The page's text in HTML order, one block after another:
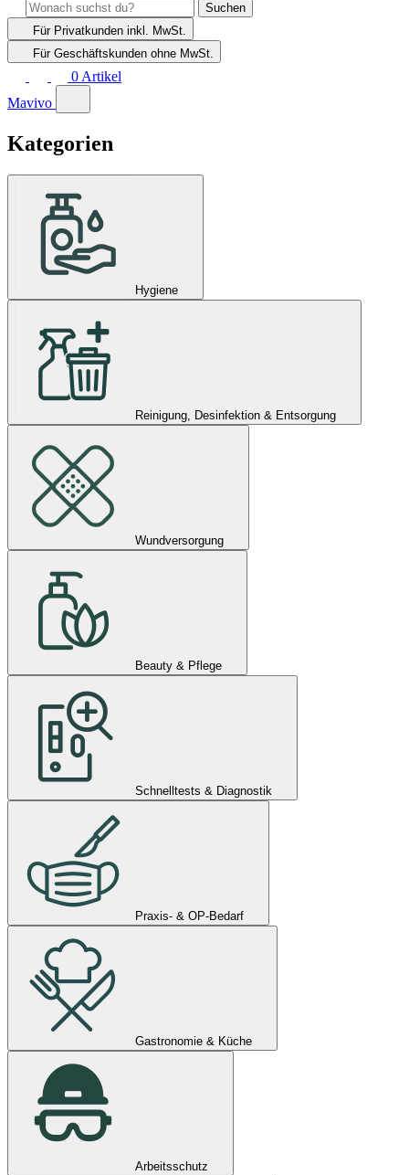
Suchen
Für Privatkunden inkl. MwSt.
Für Geschäftskunden ohne MwSt.
0 Artikel
Mavivo
Kategorien
Hygiene
Reinigung, Desinfektion & Entsorgung
Wundversorgung
Beauty & Pflege
Schnelltests & Diagnostik
Praxis- & OP-Bedarf
Gastronomie & Küche
Arbeitsschutz